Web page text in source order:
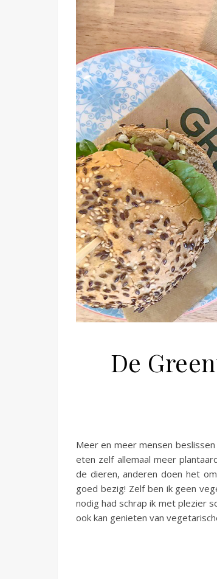
De
Meer en meer mensen
eten zelf allemaal meer
de dieren, anderen doen het
goed bezig! Zelf ben ik geen
nodig had schrap ik met plezier
ook kan genieten van